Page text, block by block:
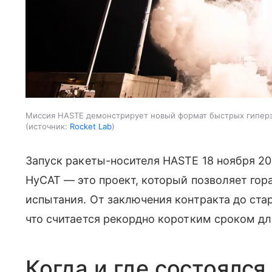
Миссия HASTE демонстрирует новый формат быстрых
источник: Rocket Lab
Запуск ракеты-носителя HASTE 18 ноября
HyCAT — это проект, который позволяет
испытания. От заключения контракта до
что считается рекордно коротким сроком